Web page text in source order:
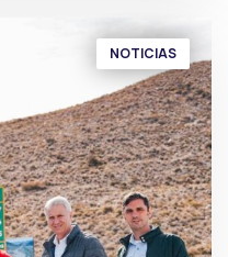
NOTICIAS